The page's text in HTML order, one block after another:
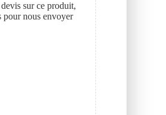
sur ce produit,
pour nous envoyer